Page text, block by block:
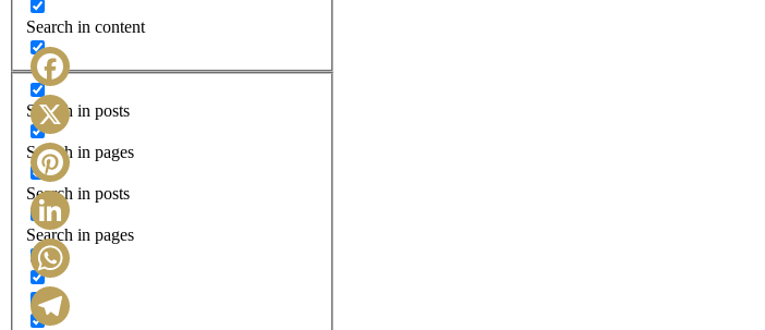
Search in content
Search in posts
Search in pages
Search in posts
Search in pages
Facebook
X
Pinterest
LinkedIn
WhatsApp